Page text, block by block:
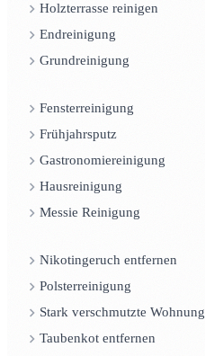
Holzterrasse reinigen
Endreinigung
Grundreinigung
Fensterreinigung
Frühjahrsputz
Gastronomiereinigung
Hausreinigung
Messie Reinigung
Nikotingeruch entfernen
Polsterreinigung
Stark verschmutzte Wohnung
Taubenkot entfernen